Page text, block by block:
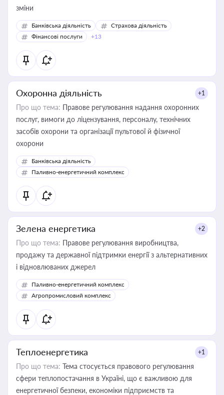
зміни
Банківська діяльність
Страхова діяльність
Фінансові послуги
+13
Охоронна діяльність +1
Про що тема: Правове регулювання надання охоронних
послуг, вимоги до ліцензування, персоналу, технічних
засобів охорони та організації пультової й фізичної
охорони
Банківська діяльність
Паливно-енергетичний комплекс
Зелена енергетика +2
Про що тема: Правове регулювання виробництва,
продажу та державної підтримки енергії з альтернативних
і відновлюваних джерел
Паливно-енергетичний комплекс
Агропромисловий комплекс
Теплоенергетика +1
Про що тема: Тема стосується правового регулювання
сфери теплопостачання в Україні, що є важливою для
енергетичної безпеки, економіки підприємств та